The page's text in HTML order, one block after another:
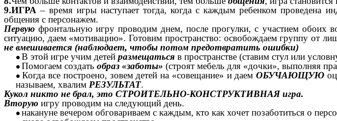
9.ИГРА– время игры наступает тогда, когда с каждым ребенком проведена
общения с персонажем.
Первую фронтальную игру проводим днем, после прогулки, с участием обоих
ситуацию, даем «мотивацию». Готовим пространство: освобождаем группу от
не вмешивается (наблюдает, чтобы потом предотвратить ошибки)
В этой игре учим детей размещаться в пространстве (ставим стул или
Помогаем создать образ «заботы» (строят мебель для «дочки», выполняя
Когда все построено, зовем детей на «совещание» и даемОБУЧАЮЩУЮ
называем, хвалим РЕЗУЛЬТАТ.
Кукол никто не брал, это СТРОИТЕЛЬНО-КОНСТРУКТИВНАЯ игра.
Вторую игру проводим на следующий день.
накануне вечером обговариваем с каждым, кто как хочет позаботиться о